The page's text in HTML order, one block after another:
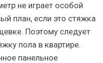
не играет особой
план, если это стяжка
Поэтому следует
пола в квартире.
панельное